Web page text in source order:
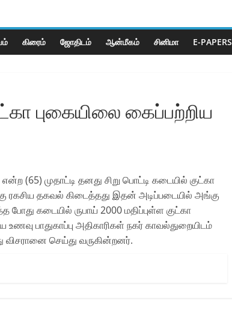
கிரைம் ஜோ‌திட‌ம் ஆன்மீகம் சினிமா E-PAPERS
புகையிலை கைப்பற்றிய
(65) முதாட்டி தனது சிறு பொட்டி கடையில் குட்கா
ரகசிய தகவல் கிடைத்தது இதன் அடிப்படையில் அங்கு
கடையில் ருபாய் 2000 மதிப்புள்ள குட்கா
பாதுகாப்பு அதிகாரிகள் நகர் காவல்துறையிடம்
விசரானை செய்து வருகின்றனர்.